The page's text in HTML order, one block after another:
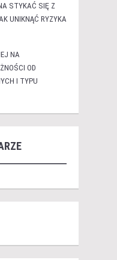
STYKAĆ SIĘ Z
UNIKNĄĆ RYZYKA
NA
OD
I TYPU